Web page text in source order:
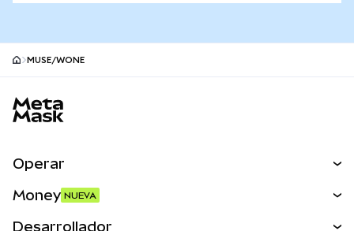
MUSE/WONE
Operar
Money NUEVA
Desarrollador